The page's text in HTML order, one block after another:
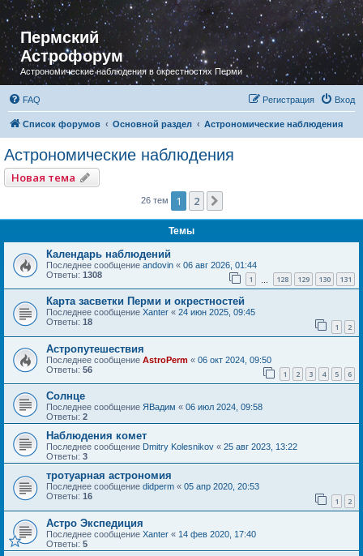
Пермский
Астрофорум
Астрономические наблюдения в окрестностях Перми
FAQ Вход
Регистрация
Список форумов Основной раздел Астрономические наблюдения
Астрономические наблюдения
Новая тема
26 тем 1 2
Темы
Календарь наблюдений
Последнее сообщение andovin « 06 авг 2026, 01:44
Ответы: 1308 1 128 129 130 131
Карта засветки Перми и окрестностей
Последнее сообщение Xanter « 24 июн 2025, 09:45
Ответы: 18 1 2
Астропутешествия
Последнее сообщение AstroPerm « 06 окт 2024, 09:50
Ответы: 56 1 2 3 4 5 6
Солнце
Последнее сообщение ЯВадим « 06 июл 2024, 09:58
Ответы: 2
Наблюдения комет
Последнее сообщение Dmitry Kolesnikov « 25 авг 2023, 13:22
Ответы: 3
тротуарная астрономия
Последнее сообщение didperm « 05 апр 2020, 20:53
Ответы: 16 1 2
Астро Экспедиция
Последнее сообщение Xanter « 14 фев 2020, 17:40
Ответы: 5